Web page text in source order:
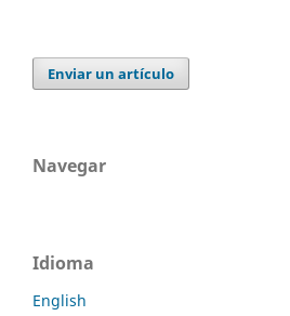
Enviar un artículo
Navegar
Idioma
English